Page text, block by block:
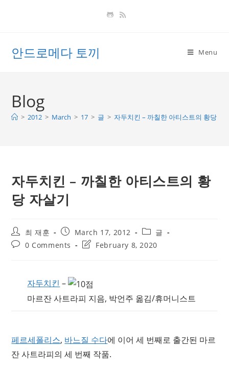
안드로메다 토끼 Menu
Blog
> 2012 > March > 17 > 글 > 자두치킨 – 까칠한 아티스트의 황당 자
자두치킨 – 까칠한 아티스트의 황
당 자살기
Post
author:
최 재훈
Post
published:
March 17, 2012
Post
category:
글
Post0 Comments
PostFebruary 8, 2020
자두치킨 –
마르잔 사트라피 지음, 박언주 옮김/휴머니스트
페르세폴리스, 바느질 수다에 이어 세 번째로 출간된 마르
잔 사트라피의 세 번째 작품.